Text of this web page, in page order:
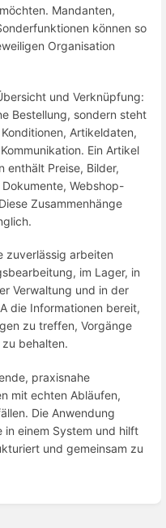
Mandanten,
können so
Organisation
und Verknüpfung:
Bestellung, sondern steht
Artikeldaten,
Ein Artikel
enthält Preise, Bilder,
Webshop-
Zusammenhänge
zuverlässig arbeiten
im Lager, in
Verwaltung und in der
die Informationen bereit,
zu treffen, Vorgänge
behalten.
praxisnahe
mit echten Abläufen,
Die Anwendung
einem System und hilft
und gemeinsam zu